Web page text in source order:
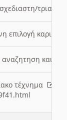
τριας
επιλογή
αναζητηση και
τέχνημα